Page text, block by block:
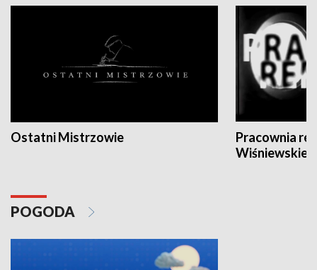
Ostatni Mistrzowie
Pracownia
POGODA